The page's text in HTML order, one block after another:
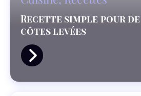
Recette simple pour
côtes levées